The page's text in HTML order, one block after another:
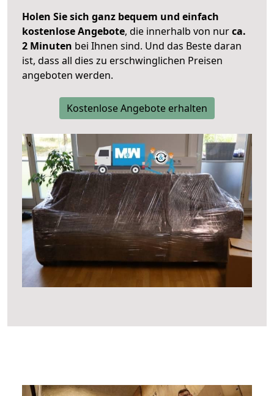
Holen Sie sich ganz bequem und einfach
kostenlose Angebote, die innerhalb von nurca.
2 Minuten bei Ihnen sind. Und das Beste daran
ist, dass all dies zu erschwinglichen Preisen
angeboten werden.
Kostenlose Angebote erhalten